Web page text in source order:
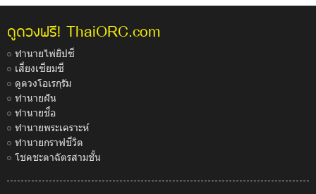
ดูดวงฟรี! ThaiORC.com
ทำนายไพ่ยิปซี
เสี่ยงเซียมซี
ดูดวงโอเรกุรัม
ทำนายฝัน
ทำนายชื่อ
ทำนายพระเคราะห์
ทำนายกราฟชีวิต
โชคชะตาฉัตรสามชั้น